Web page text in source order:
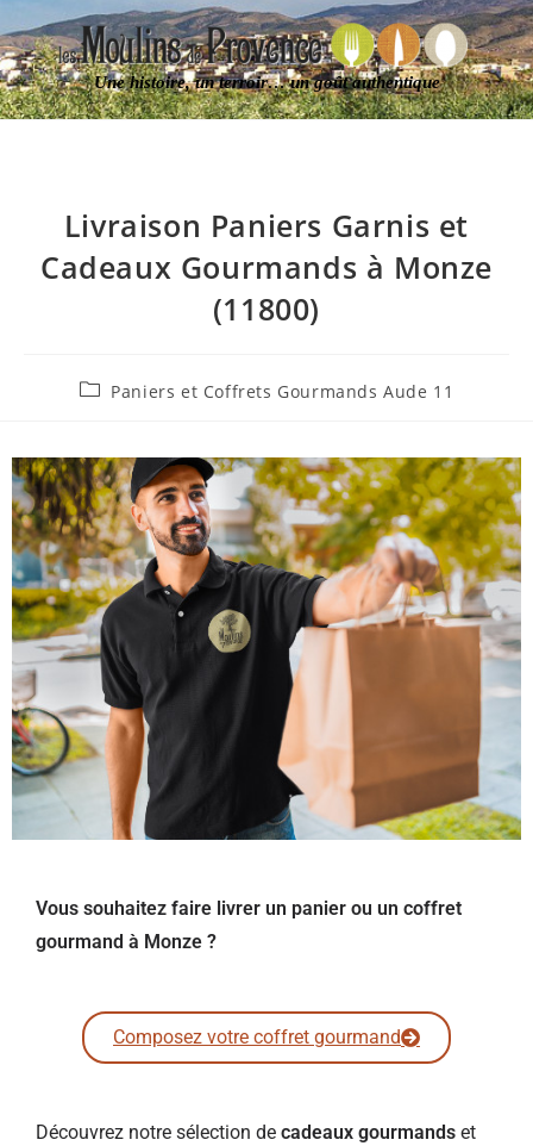
Une histoire, un terroir… un goût authentique
Livraison Paniers Garnis et
Cadeaux Gourmands à Monze
(11800)
Paniers et Coffrets Gourmands Aude 11
Vous souhaitez faire livrer un panier ou un coffret
gourmand à Monze ?
Composez votre coffret gourmand
Découvrez notre sélection de cadeaux gourmands et